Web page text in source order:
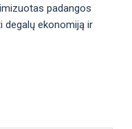
padangos
degalų ekonomiją ir